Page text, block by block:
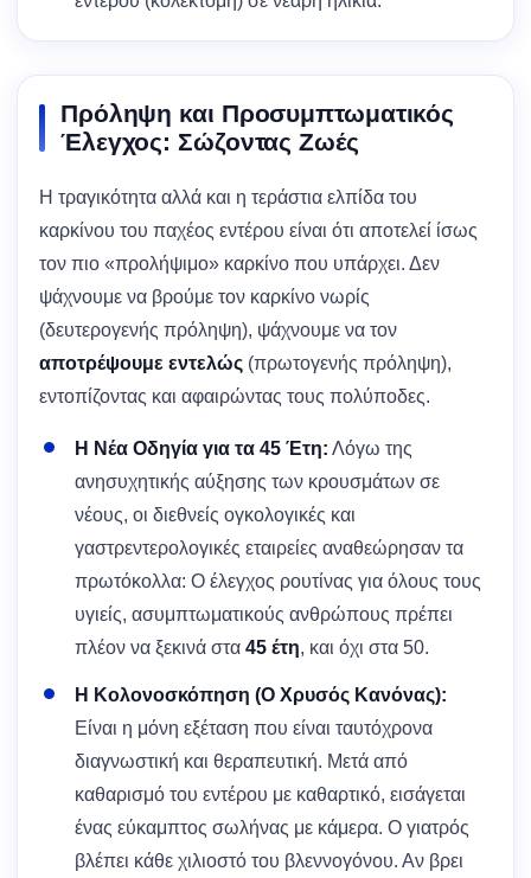
Πρόληψη και Προσυμπτωματικός
Έλεγχος: Σώζοντας Ζωές
Η τραγικότητα αλλά και η τεράστια ελπίδα του
καρκίνου του παχέος εντέρου είναι ότι αποτελεί ίσως
τον πιο «προλήψιμο» καρκίνο που υπάρχει. Δεν
ψάχνουμε να βρούμε τον καρκίνο νωρίς
(δευτερογενής πρόληψη), ψάχνουμε να τον
αποτρέψουμε εντελώς (πρωτογενής πρόληψη),
εντοπίζοντας και αφαιρώντας τους πολύποδες.
Η Νέα Οδηγία για τα 45 Έτη: Λόγω της
ανησυχητικής αύξησης των κρουσμάτων σε
νέους, οι διεθνείς ογκολογικές και
γαστρεντερολογικές εταιρείες αναθεώρησαν τα
πρωτόκολλα: Ο έλεγχος ρουτίνας για όλους τους
υγιείς, ασυμπτωματικούς ανθρώπους πρέπει
πλέον να ξεκινά στα 45 έτη, και όχι στα 50.
Η Κολονοσκόπηση (Ο Χρυσός Κανόνας):
Είναι η μόνη εξέταση που είναι ταυτόχρονα
διαγνωστική και θεραπευτική. Μετά από
καθαρισμό του εντέρου με καθαρτικό, εισάγεται
ένας εύκαμπτος σωλήνας με κάμερα. Ο γιατρός
βλέπει κάθε χιλιοστό του βλεννογόνου. Αν βρει